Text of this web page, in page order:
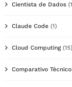
Cientista de Dados
Claude Code (1)
Cloud Computing(15)
Comparativo Técnico